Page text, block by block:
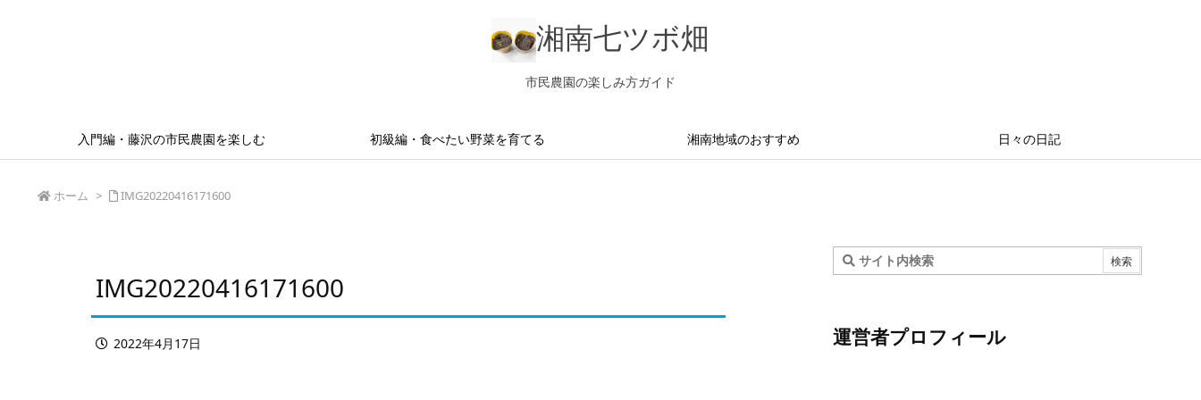
湘南七ツボ畑
市民農園の楽しみ方ガイド
入門編・藤沢の市民農園を楽しむ 初級編・食べたい野菜を育てる 湘南地域のおすすめ 日々の日記
ホーム > IMG20220416171600
IMG20220416171600
2022年4月17日 運営者プロフィール